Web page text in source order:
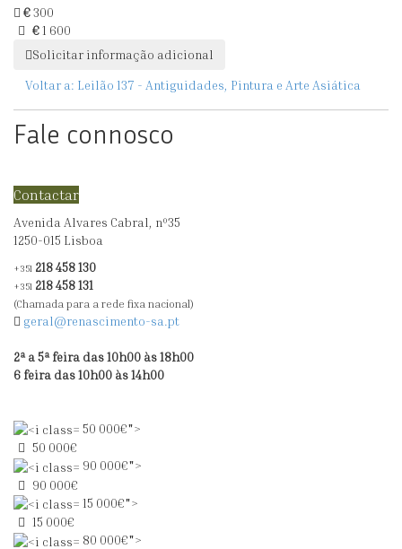
.
.CANTOS"
€300
€1 600
Solicitar informação adicional
Voltar a: Leilão 137 - Antiguidades, Pintura e Arte Asiática
Fale connosco
Contactar
Avenida Alvares Cabral, nº35
1250-015 Lisboa
+351 218 458 130
+351 218 458 131
(Chamada para a rede fixa nacional)
geral@renascimento-sa.pt
2ª a 5ª feira das 10h00 às 18h00
6 feira das 10h00 às 14h00
50 000€">
50 000€
90 000€">
90 000€
15 000€">
15 000€
80 000€">